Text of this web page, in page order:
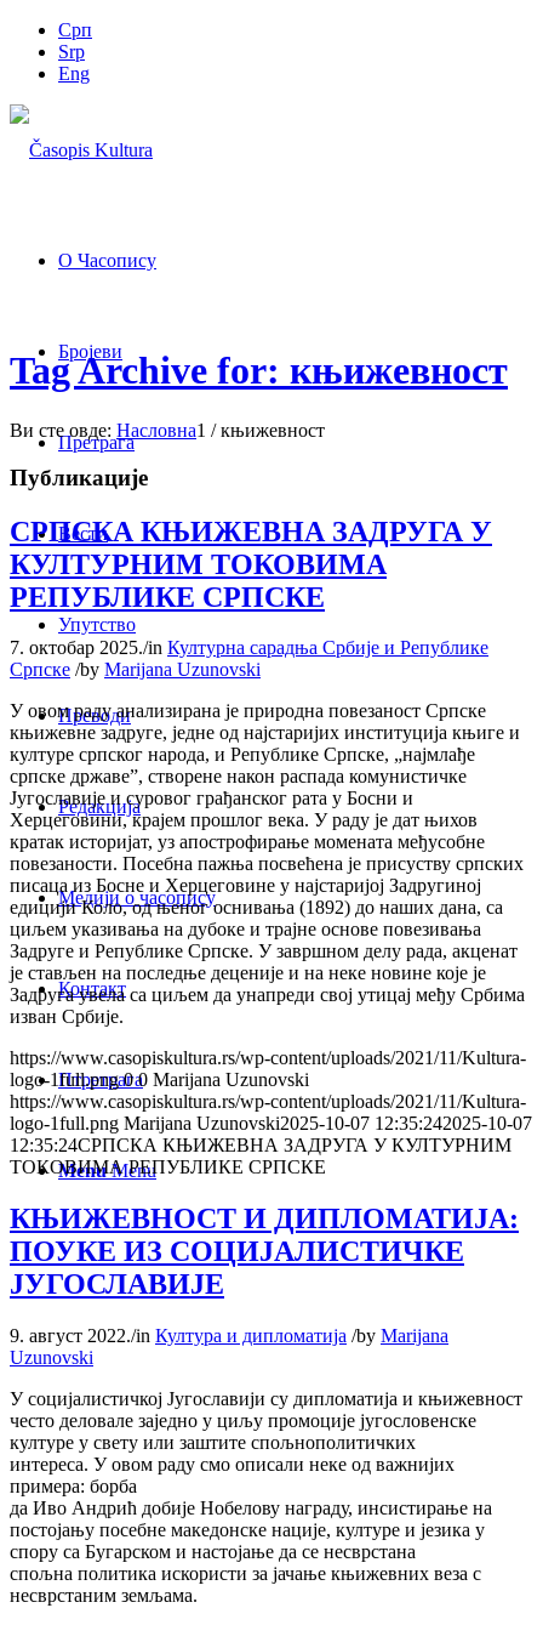
Срп
Srp
Eng
О Часопису
Бројеви
Претрага
Вести
Упутство
Преводи
Редакција
Медији о часопису
Контакт
Птретрага
Menu Menu
Tag Archive for: књижевност
Ви сте овде: Насловна1 / књижевност
Публикације
СРПСКА КЊИЖЕВНА ЗАДРУГА У
КУЛТУРНИМ ТОКОВИМА
РЕПУБЛИКЕ СРПСКЕ
7. октобар 2025./in Културна сарадња Србије и Републике
Српске /by Marijana Uzunovski
У овом раду анализирана је природна повезаност Српске
књижевне задруге, једне од најстаријих институција књиге и
културе српског народа, и Републике Српске, „најмлађе
српске државе”, створене након распада комунистичке
Југославије и суровог грађанског рата у Босни и
Херцеговини, крајем прошлог века. У раду је дат њихов
кратак историјат, уз апострофирање момената међусобне
повезаности. Посебна пажња посвећена је присуству српских
писаца из Босне и Херцеговине у најстаријој Задругиној
едицији Коло, од њеног оснивања (1892) до наших дана, са
циљем указивања на дубоке и трајне основе повезивања
Задруге и Републике Српске. У завршном делу рада, акценат
је стављен на последње деценије и на неке новине које је
Задруга увела са циљем да унапреди свој утицај међу Србима
изван Србије.
https://www.casopiskultura.rs/wp-content/uploads/2021/11/Kultura-
logo-1full.png 0 0 Marijana Uzunovski
https://www.casopiskultura.rs/wp-content/uploads/2021/11/Kultura-
logo-1full.png Marijana Uzunovski2025-10-07 12:35:242025-10-07
12:35:24СРПСКА КЊИЖЕВНА ЗАДРУГА У КУЛТУРНИМ
ТОКОВИМА РЕПУБЛИКЕ СРПСКЕ
КЊИЖЕВНОСТ И ДИПЛОМАТИЈА:
ПОУКЕ ИЗ СОЦИЈАЛИСТИЧКЕ
ЈУГОСЛАВИЈЕ
9. август 2022./in Култура и дипломатија /by Marijana
Uzunovski
У социјалистичкој Југославији су дипломатија и књижевност
често деловале заједно у циљу промоције југословенске
културе у свету или заштите спољнополитичких
интереса. У овом раду смо описали неке од важнијих
примера: борба
да Иво Андрић добије Нобелову награду, инсистирање на
постојању посебне македонске нације, културе и језика у
спору са Бугарском и настојање да се несврстана
спољна политика искористи за јачање књижевних веза с
несврстаним земљама.